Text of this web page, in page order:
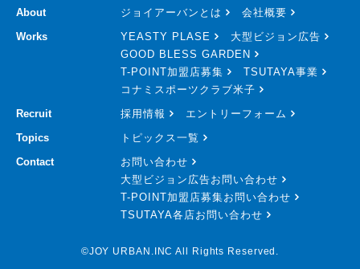
About ジョイアーバンとは
会社概要
Works
YEASTY PLASE
大型ビジョン広告
GOOD BLESS GARDEN
T-POINT加盟店募集
TSUTAYA事業
コナミスポーツクラブ米子
Recruit
採用情報
エントリーフォーム
Topics
トピックス一覧
Contact
お問い合わせ
大型ビジョン広告お問い合わせ
T-POINT加盟店募集お問い合わせ
TSUTAYA各店お問い合わせ
©JOY URBAN.INC All Rights Reserved.